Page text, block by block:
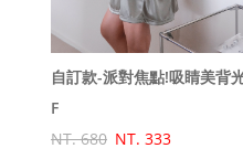
F
NT. 680 NT. 333